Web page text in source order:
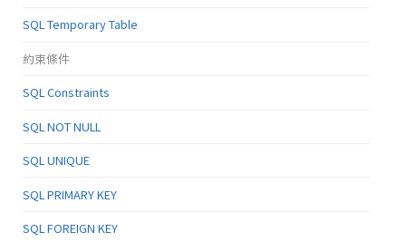
SQL Temporary Table
約束條件
SQL Constraints
SQL NOT NULL
SQL UNIQUE
SQL PRIMARY KEY
SQL FOREIGN KEY